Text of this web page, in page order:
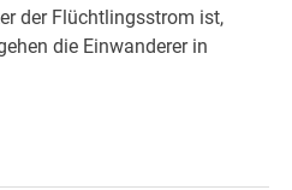
der Flüchtlingsstrom ist,
die Einwanderer in